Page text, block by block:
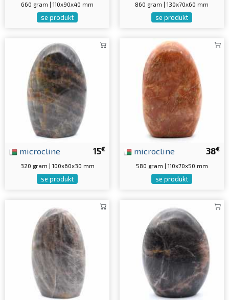
660 gram | 110x90x40 mm
se produkt
860 gram | 130x70x60 mm
se produkt
15€
microcline
320 gram | 100x60x30 mm
se produkt
38€
microcline
580 gram | 110x70x50 mm
se produkt